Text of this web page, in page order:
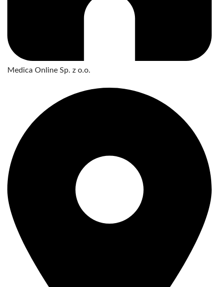
Medica Online Sp. z o.o.